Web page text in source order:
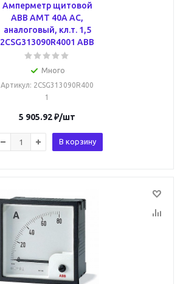
Амперметр щитовой
ABB AMT 40А AC,
аналоговый, кл.т. 1,5
2CSG313090R4001 ABB
Много
Артикул: 2CSG313090R400
1
5 905.92₽/шт
В корзину